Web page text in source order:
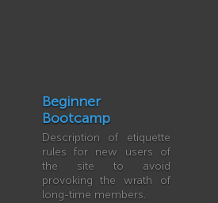
Beginner
Bootcamp
Description of etiquette
rules for new users of
the site to avoid
provoking the wrath of
long-time members.